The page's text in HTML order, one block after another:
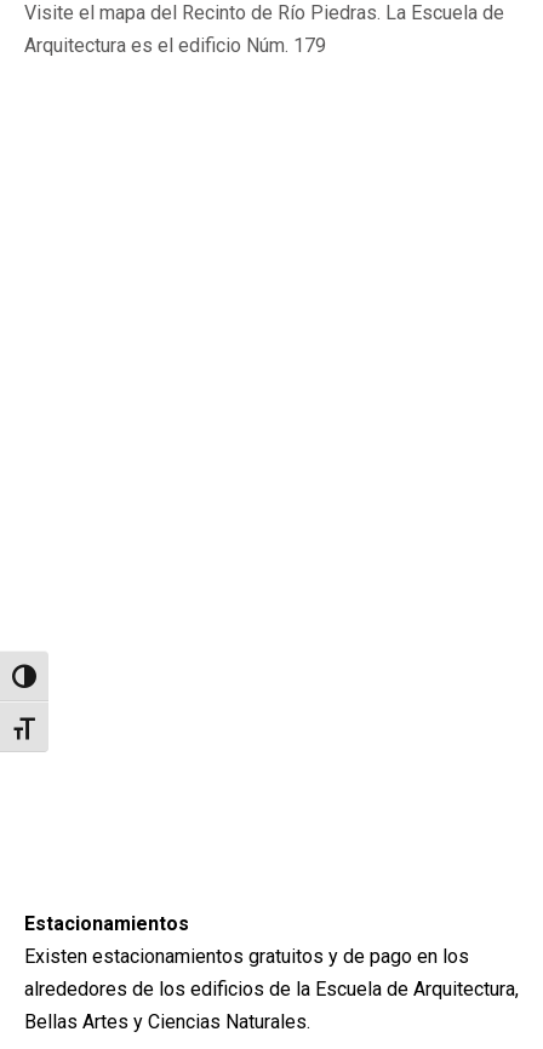
Alternar alto contraste
Alternar tamaño de letra
Visite el mapa del Recinto de Río Piedras. La Escuela de
Arquitectura es el edificio Núm. 179
Estacionamientos
Existen estacionamientos gratuitos y de pago en los
alrededores de los edificios de la Escuela de Arquitectura,
Bellas Artes y Ciencias Naturales.